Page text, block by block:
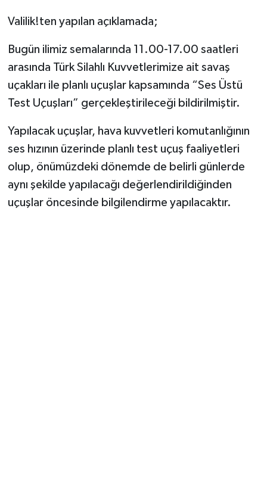
Valilik!ten yapılan açıklamada;
Bugün ilimiz semalarında 11.00-17.00 saatleri
arasında Türk Silahlı Kuvvetlerimize ait savaş
uçakları ile planlı uçuşlar kapsamında “Ses Üstü
Test Uçuşları” gerçekleştirileceği bildirilmiştir.
Yapılacak uçuşlar, hava kuvvetleri komutanlığının
ses hızının üzerinde planlı test uçuş faaliyetleri
olup, önümüzdeki dönemde de belirli günlerde
aynı şekilde yapılacağı değerlendirildiğinden
uçuşlar öncesinde bilgilendirme yapılacaktır.
DÜNYA